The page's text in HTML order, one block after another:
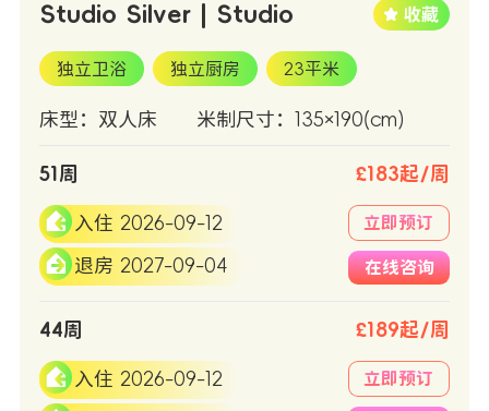
Studio Silver | Studio
独立卫浴 独立厨房 23平米
床型：双人床 米制尺寸：135×190(cm)
51周 £183起/周
入住 2026-09-12
退房 2027-09-04
立即预订
在线咨询
44周 £189起/周
入住 2026-09-12 立即预订